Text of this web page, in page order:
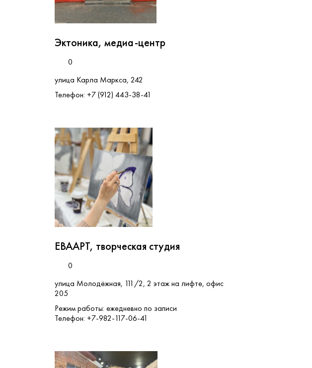
Эктоника, медиа-центр
0
улица Карла Маркса, 242
Телефон: +7 (912) 443-38-41
ЕВААРТ, творческая студия
0
улица Молодёжная, 111/2, 2 этаж на лифте, офис
205
Режим работы: ежедневно по записи
Телефон: +7-982-117-06-41